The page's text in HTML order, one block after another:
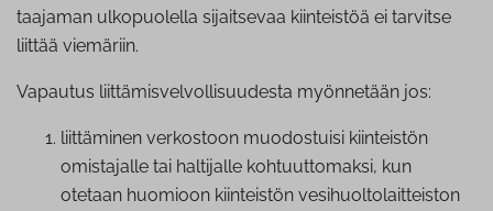
taajaman ulkopuolella sijaitsevaa kiinteistöä ei tarvitse
liittää viemäriin.
Vapautus liittämisvelvollisuudesta myönnetään jos:
liittäminen verkostoon muodostuisi kiinteistön
omistajalle tai haltijalle koh­tuut­to­mak­si, kun
otetaan huomioon kiinteistön ve­si­huol­to­lait­teis­ton